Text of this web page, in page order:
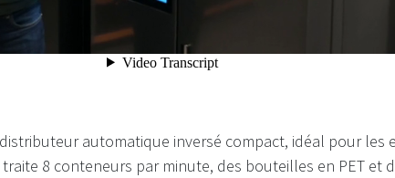
distributeur automatique inversé compact, idéal pour les
8 conteneurs par minute, des bouteilles en PET et